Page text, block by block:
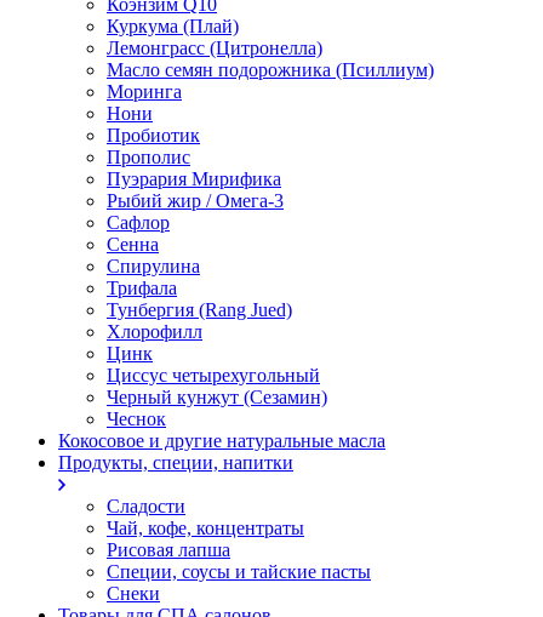
Коэнзим Q10
Куркума (Плай)
Лемонграсс (Цитронелла)
Масло семян подорожника (Псиллиум)
Моринга
Нони
Пробиотик
Прополис
Пуэрария Мирифика
Рыбий жир / Омега-3
Сафлор
Сенна
Спирулина
Трифала
Тунбергия (Rang Jued)
Хлорофилл
Цинк
Циссус четырехугольный
Черный кунжут (Сезамин)
Чеснок
Кокосовое и другие натуральные масла
Продукты, специи, напитки
Сладости
Чай, кофе, концентраты
Рисовая лапша
Специи, соусы и тайские пасты
Снеки